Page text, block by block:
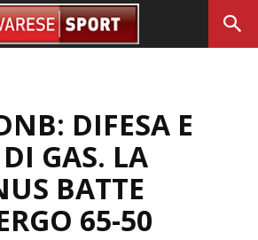
DIFESA E
GAS. LA
BATTE
65-50